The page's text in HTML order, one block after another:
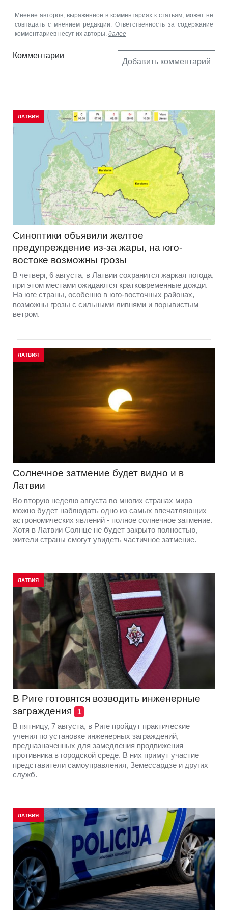
Мнение авторов, выраженное в комментариях к статьям, может не
совпадать с мнением редакции. Ответственность за содержание
комментариев несут их авторы. далее
Комментарии
Добавить комментарий
ЛАТВИЯ
Синоптики объявили желтое
предупреждение из-за жары, на юго-
востоке возможны грозы
В четверг, 6 августа, в Латвии сохранится жаркая погода,
при этом местами ожидаются кратковременные дожди.
На юге страны, особенно в юго-восточных районах,
возможны грозы с сильными ливнями и порывистым
ветром.
ЛАТВИЯ
Солнечное затмение будет видно и в
Латвии
Во вторую неделю августа во многих странах мира
можно будет наблюдать одно из самых впечатляющих
астрономических явлений - полное солнечное затмение.
Хотя в Латвии Солнце не будет закрыто полностью,
жители страны смогут увидеть частичное затмение.
ЛАТВИЯ
В Риге готовятся возводить инженерные
заграждения
1
В пятницу, 7 августа, в Риге пройдут практические
учения по установке инженерных заграждений,
предназначенных для замедления продвижения
противника в городской среде. В них примут участие
представители самоуправления, Земессардзе и других
служб.
ЛАТВИЯ